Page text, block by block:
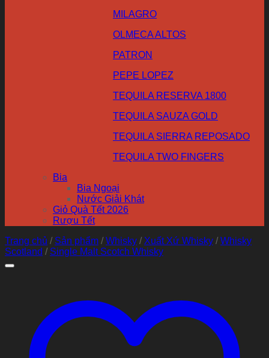
MILAGRO
OLMECA ALTOS
PATRON
PEPE LOPEZ
TEQUILA RESERVA 1800
TEQUILA SAUZA GOLD
TEQUILA SIERRA REPOSADO
TEQUILA TWO FINGERS
Bia
Bia Ngoại
Nước Giải Khát
Giỏ Quà Tết 2026
Rượu Tết
Trang chủ / Sản phẩm / Whisky / Xuất Xứ Whisky / Whisky
Scotland / Single Malt Scotch Whisky